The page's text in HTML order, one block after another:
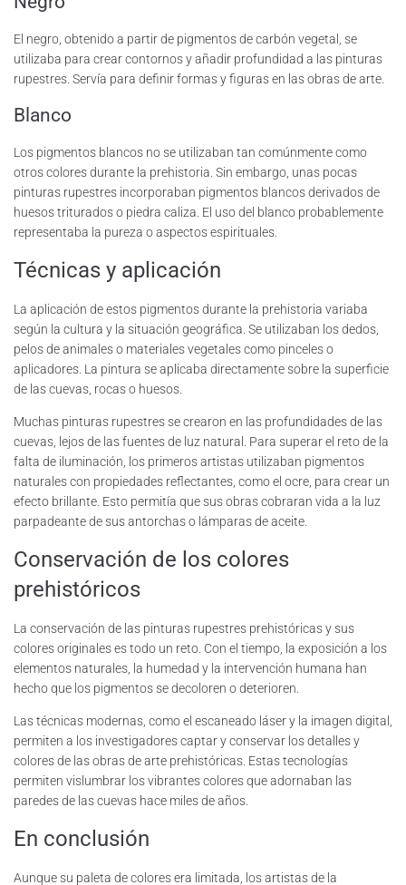
El negro, obtenido a partir de pigmentos de carbón vegetal, se
utilizaba para crear contornos y añadir profundidad a las pinturas
rupestres. Servía para definir formas y figuras en las obras de arte.
Blanco
Los pigmentos blancos no se utilizaban tan comúnmente como
otros colores durante la prehistoria. Sin embargo, unas pocas
pinturas rupestres incorporaban pigmentos blancos derivados de
huesos triturados o piedra caliza. El uso del blanco probablemente
representaba la pureza o aspectos espirituales.
Técnicas y aplicación
La aplicación de estos pigmentos durante la prehistoria variaba
según la cultura y la situación geográfica. Se utilizaban los dedos,
pelos de animales o materiales vegetales como pinceles o
aplicadores. La pintura se aplicaba directamente sobre la superficie
de las cuevas, rocas o huesos.
Muchas pinturas rupestres se crearon en las profundidades de las
cuevas, lejos de las fuentes de luz natural. Para superar el reto de la
falta de iluminación, los primeros artistas utilizaban pigmentos
naturales con propiedades reflectantes, como el ocre, para crear un
efecto brillante. Esto permitía que sus obras cobraran vida a la luz
parpadeante de sus antorchas o lámparas de aceite.
Conservación de los colores
prehistóricos
La conservación de las pinturas rupestres prehistóricas y sus
colores originales es todo un reto. Con el tiempo, la exposición a los
elementos naturales, la humedad y la intervención humana han
hecho que los pigmentos se decoloren o deterioren.
Las técnicas modernas, como el escaneado láser y la imagen digital,
permiten a los investigadores captar y conservar los detalles y
colores de las obras de arte prehistóricas. Estas tecnologías
permiten vislumbrar los vibrantes colores que adornaban las
paredes de las cuevas hace miles de años.
En conclusión
Aunque su paleta de colores era limitada, los artistas de la